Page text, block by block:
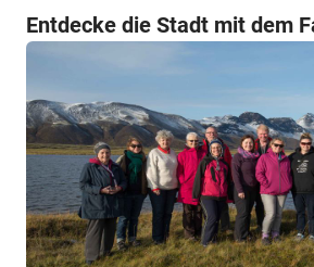
Entdecke die Stadt mit dem